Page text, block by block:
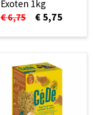
Exoten 1kg
€ 6,75 € 5,75